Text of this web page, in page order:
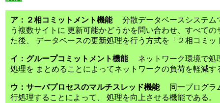
ア：２相コミットメント機能分散データベースシステム
う複数サイトに 更新可能かどうかを問い合わせ、すべて
た後、 データベースの更新処理を行う方式を「２相コミッ
イ：グループコミットメント機能ネットワーク環境で処
処理を まとめることによってネットワークの負荷を軽減す
ウ：サーバプロセスのマルチスレッド機能同一プログラ
行処理することによって、 処理を向上させる機能である。